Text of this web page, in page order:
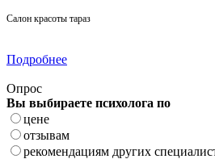
Салон красоты тараз
Подробнее
Опрос
Вы выбираете психолога по
цене
отзывам
рекомендациям других